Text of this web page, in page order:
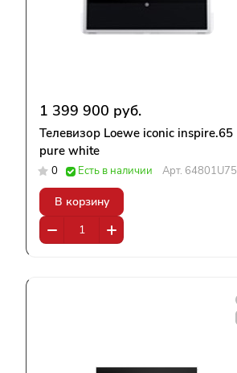
1 399 900 руб.
Телевизор Loewe iconic inspire.65
pure white
0 Есть в наличии Арт. 64801U75
В корзину